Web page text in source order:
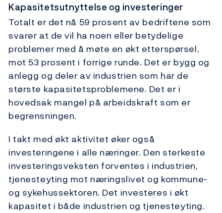
Kapasitetsutnyttelse og investeringer
Totalt er det nå 59 prosent av bedriftene som
svarer at de vil ha noen eller betydelige
problemer med å møte en økt etterspørsel,
mot 53 prosent i forrige runde. Det er bygg og
anlegg og deler av industrien som har de
største kapasitetsproblemene. Det er i
hovedsak mangel på arbeidskraft som er
begrensningen.
I takt med økt aktivitet øker også
investeringene i alle næringer. Den sterkeste
investeringsveksten forventes i industrien,
tjenesteyting mot næringslivet og kommune-
og sykehussektoren. Det investeres i økt
kapasitet i både industrien og tjenesteyting.